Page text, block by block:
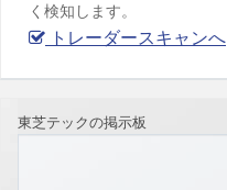
く検知します。
トレーダースキャンへ
東芝テックの掲示板